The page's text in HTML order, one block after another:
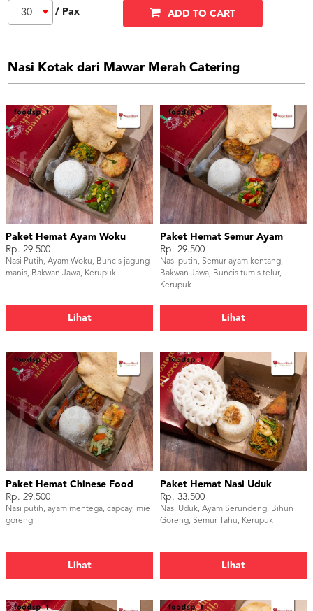
30 / Pax ADD TO CART
Nasi Kotak dari Mawar Merah Catering
Paket Hemat Ayam Woku
Rp. 29.500
Nasi Putih, Ayam Woku, Buncis jagung
manis, Bakwan Jawa, Kerupuk
Lihat
Paket Hemat Semur Ayam
Rp. 29.500
Nasi putih, Semur ayam kentang,
Bakwan Jawa, Buncis tumis telur,
Kerupuk
Lihat
Paket Hemat Chinese Food
Rp. 29.500
Nasi putih, ayam mentega, capcay, mie
goreng
Lihat
Paket Hemat Nasi Uduk
Rp. 33.500
Nasi Uduk, Ayam Serundeng, Bihun
Goreng, Semur Tahu, Kerupuk
Lihat